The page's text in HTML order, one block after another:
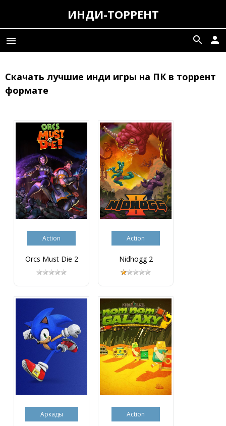
ИНДИ-ТОРРЕНТ
menu person
search
Скачать лучшие инди игры на ПК в торрент
формате
Action
Orcs Must Die 2
Action
Nidhogg 2
Аркады Action